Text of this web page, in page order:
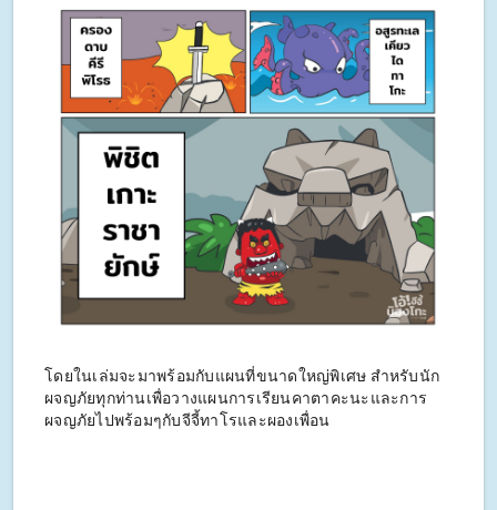
โดยในเล่มจะมาพร้อมกับแผนที่ขนาดใหญ่พิเศษ สำหรับนัก
ผจญภัยทุกท่านเพื่อวางแผนการเรียนคาตาคะนะและการ
ผจญภัยไปพร้อมๆกับจีจี้ทาโรและผองเพื่อน